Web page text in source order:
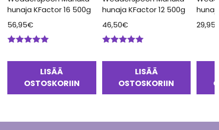
hunaja KFactor 16 500g
56,95€
LISÄÄ
OSTOSKORIIN
hunaja KFactor 12 500g
46,50€
LISÄÄ
OSTOSKORIIN
29,95